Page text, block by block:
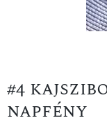
#4
napfény